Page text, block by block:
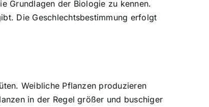
Grundlagen der Biologie zu kennen.
Die Geschlechtsbestimmung erfolgt
Weibliche Pflanzen produzieren
in der Regel größer und buschiger